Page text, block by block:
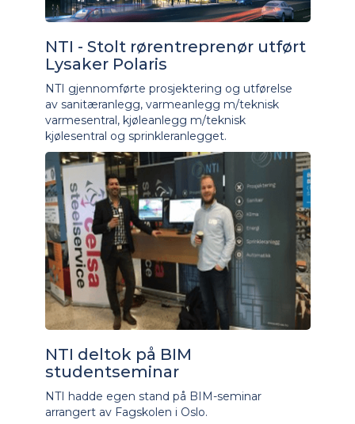
NTI - Stolt rørentreprenør utført
Lysaker Polaris
NTI gjennomførte prosjektering og utførelse
av sanitæranlegg, varmeanlegg m/teknisk
varmesentral, kjøleanlegg m/teknisk
kjølesentral og sprinkleranlegget.
NTI deltok på BIM
studentseminar
NTI hadde egen stand på BIM-seminar
arrangert av Fagskolen i Oslo.